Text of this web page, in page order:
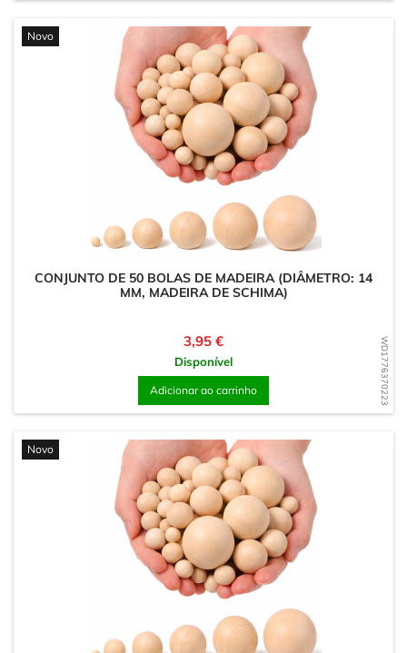
WD1776370223
Novo
CONJUNTO DE 50 BOLAS DE MADEIRA (DIÂMETRO: 14
MM, MADEIRA DE SCHIMA)
Preço
3,95 €
Disponível
Adicionar ao carrinho
Novo